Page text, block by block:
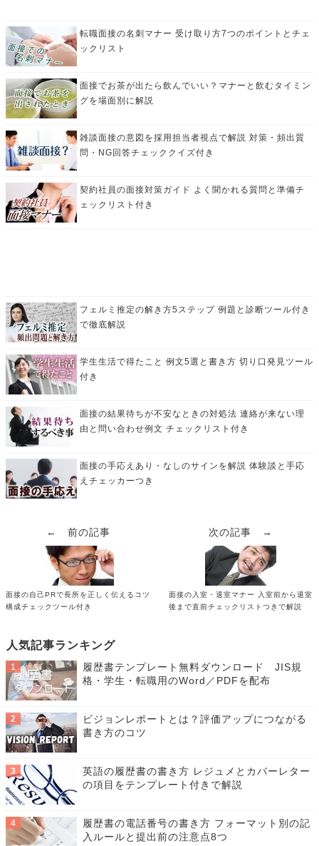
転職面接の名刺マナー 受け取り方7つのポイントとチェ
ックリスト
面接でお茶が出たら飲んでいい？マナーと飲むタイミン
グを場面別に解説
雑談面接の意図を採用担当者視点で解説 対策・頻出質
問・NG回答チェッククイズ付き
契約社員の面接対策ガイド よく聞かれる質問と準備チ
ェックリスト付き
フェルミ推定の解き方5ステップ 例題と診断ツール付き
で徹底解説
学生生活で得たこと 例文5選と書き方 切り口発見ツール
付き
面接の結果待ちが不安なときの対処法 連絡が来ない理
由と問い合わせ例文 チェックリスト付き
面接の手応えあり・なしのサインを解説 体験談と手応
えチェッカーつき
← 前の記事
面接の自己PRで長所を正しく伝えるコツ
構成チェックツール付き
次の記事 →
面接の入室・退室マナー 入室前から退室
後まで直前チェックリストつきで解説
人気記事ランキング
履歴書テンプレート無料ダウンロード JIS規
格・学生・転職用のWord／PDFを配布
ビジョンレポートとは？評価アップにつながる
書き方のコツ
英語の履歴書の書き方 レジュメとカバーレター
の項目をテンプレート付きで解説
履歴書の電話番号の書き方 フォーマット別の記
入ルールと提出前の注意点8つ